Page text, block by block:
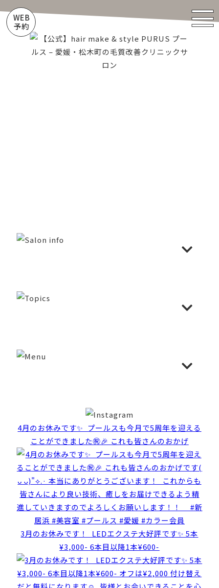
4月のお休みです✨️ ⁡ プールスも今月で5周年を迎える
ことができました㊗️🎉 これも皆さんのおかげ
3月のお休みです！ ⁡ LEDエクステ大好評です✨️ 5本
¥3,000- 6本目以降1本¥600-
WEB
予約